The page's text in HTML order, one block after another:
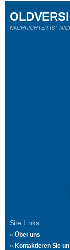
Site Links
Über uns
Kontaktieren Sie
NACHRICHTER IST